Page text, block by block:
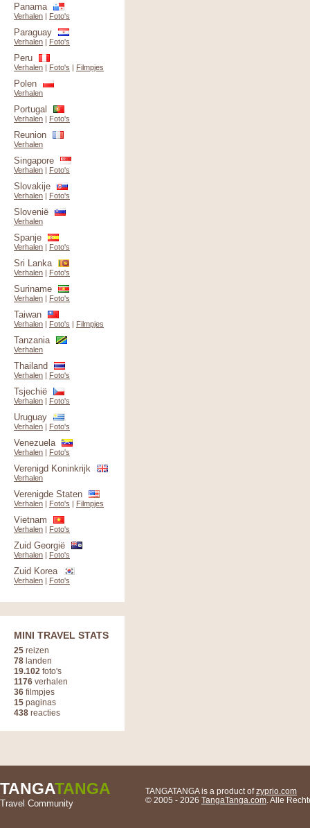
Panama
Verhalen | Foto's
Paraguay
Verhalen | Foto's
Peru
Verhalen | Foto's | Filmpjes
Polen
Verhalen
Portugal
Verhalen | Foto's
Reunion
Verhalen
Singapore
Verhalen | Foto's
Slovakije
Verhalen | Foto's
Slovenië
Verhalen
Spanje
Verhalen | Foto's
Sri Lanka
Verhalen | Foto's
Suriname
Verhalen | Foto's
Taiwan
Verhalen | Foto's | Filmpjes
Tanzania
Verhalen
Thailand
Verhalen | Foto's
Tsjechië
Verhalen | Foto's
Uruguay
Verhalen | Foto's
Venezuela
Verhalen | Foto's
Verenigd Koninkrijk
Verhalen
Verenigde Staten
Verhalen | Foto's | Filmpjes
Vietnam
Verhalen | Foto's
Zuid Georgië
Verhalen | Foto's
Zuid Korea
Verhalen | Foto's
MINI TRAVEL STATS
25 reizen
78 landen
19.102 foto's
1176 verhalen
36 filmpjes
15 paginas
438 reacties
TANGATANGA
Travel Community
TANGATANGA is a product ofzyprio.com
© 2005 - 2026 TangaTanga.com . Alle